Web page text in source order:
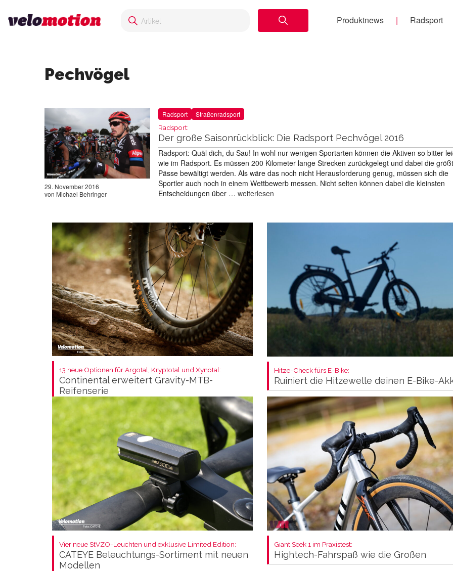
Produktnews Radsport
Pechvögel
29. November 2016
von Michael Behringer
Radsport Straßenradsport
Radsport:
Der große Saisonrückblick: Die Radsport Pechvögel 2016
Radsport: Quäl dich, du Sau! In wohl nur wenigen Sportarten können die Aktiven so bitter
wie im Radsport. Es müssen 200 Kilometer lange Strecken zurückgelegt und dabei die
Pässe bewältigt werden. Als wäre das noch nicht Herausforderung genug, müssen sich die
Sportler auch noch in einem Wettbewerb messen. Nicht selten können dabei die kleinsten
Entscheidungen über … weiterlesen
13 neue Optionen für Argotal, Kryptotal und Xynotal:
Continental erweitert Gravity-MTB-
Reifenserie
Hitze-Check fürs E-Bike:
Ruiniert die Hitzewelle deinen E-Bike-
Vier neue StVZO-Leuchten und exklusive Limited Edition:
CATEYE Beleuchtungs-Sortiment mit neuen
Modellen
Giant Seek 1 im Praxistest:
Hightech-Fahrspaß wie die Großen